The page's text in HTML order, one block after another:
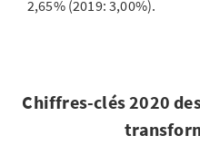
2,65% (2019: 3,00%).
Chiffres-clés 2020